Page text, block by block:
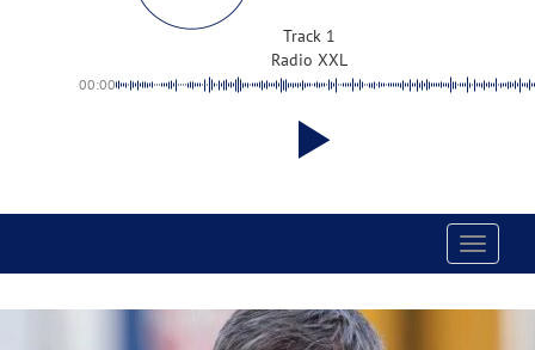
Track 1
Radio XXL
00:00
Toggle